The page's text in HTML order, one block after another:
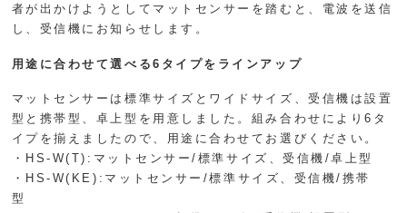
者が出かけようとしてマットセンサーを踏むと、電波を送信
し、受信機にお知らせします。
用途に合わせて選べる6タイプをラインアップ
マットセンサーは標準サイズとワイドサイズ、受信機は設置
型と携帯型、卓上型を用意しました。組み合わせにより6タ
イプを揃えましたので、用途に合わせてお選びください。
・HS-W(T):マットセンサー/標準サイズ、受信機/卓上型
・HS-W(KE):マットセンサー/標準サイズ、受信機/携帯
型